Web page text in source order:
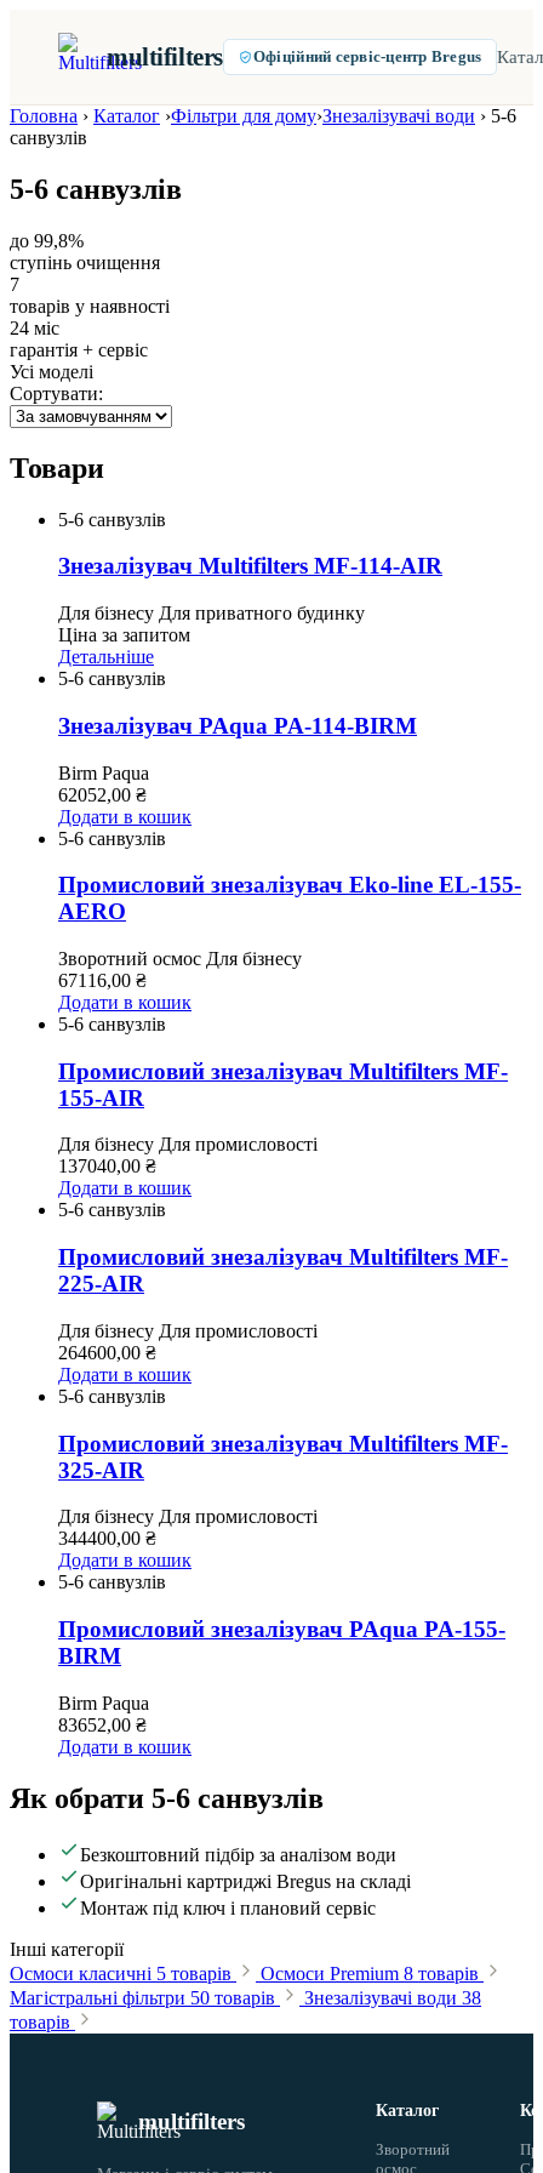
multifilters Офіційний сервіс-центр Bregus
Головна › Каталог ›Фільтри для дому›Знезалізувачі води › 5-6
санвузлів
5-6 санвузлів
до 99,8%
ступінь очищення
7
товарів у наявності
24 міс
гарантія + сервіс
Усі моделі
Сортувати:
Товари
5-6 санвузлів
Знезалізувач Multifilters MF-114-AIR
Для бізнесу Для приватного будинку
Ціна за запитом
Детальніше
5-6 санвузлів
Знезалізувач PAqua PA-114-BIRM
Birm Paqua
62052,00 ₴
Додати в кошик
5-6 санвузлів
Промисловий знезалізувач Eko-line EL-155-
AERO
Зворотний осмос Для бізнесу
67116,00 ₴
Додати в кошик
5-6 санвузлів
Промисловий знезалізувач Multifilters MF-
155-AIR
Для бізнесу Для промисловості
137040,00 ₴
Додати в кошик
5-6 санвузлів
Промисловий знезалізувач Multifilters MF-
225-AIR
Для бізнесу Для промисловості
264600,00 ₴
Додати в кошик
5-6 санвузлів
Промисловий знезалізувач Multifilters MF-
325-AIR
Для бізнесу Для промисловості
344400,00 ₴
Додати в кошик
5-6 санвузлів
Промисловий знезалізувач PAqua PA-155-
BIRM
Birm Paqua
83652,00 ₴
Додати в кошик
Як обрати 5-6 санвузлів
Безкоштовний підбір за аналізом води
Оригінальні картриджі Bregus на складі
Монтаж під ключ і плановий сервіс
Інші категорії
Осмоси класичні 5 товарів Осмоси Premium 8 товарів
Магістральні фільтри 50 товарів Знезалізувачі води 38
товарів
multifilters Каталог
Зворотний
осмос